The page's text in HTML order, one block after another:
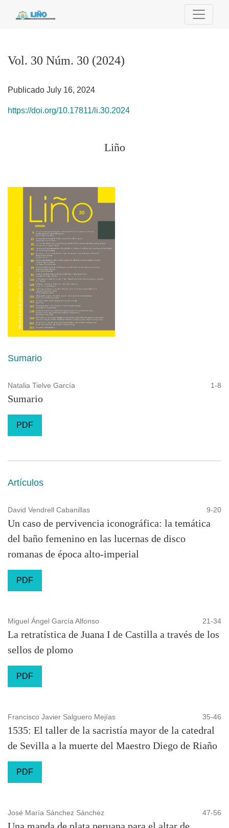
Vol. 30 Núm. 30 (2024)
Publicado July 16, 2024
https://doi.org/10.17811/li.30.2024
Liño
Sumario
Natalia Tielve García 1-8
Sumario
PDF
Artículos
David Vendrell Cabanillas 9-20
Un caso de pervivencia iconográfica: la temática
del baño femenino en las lucernas de disco
romanas de época alto-imperial
PDF
Miguel Ángel García Alfonso 21-34
La retratística de Juana I de Castilla a través de los
sellos de plomo
PDF
Francisco Javier Salguero Mejías 35-46
1535: El taller de la sacristía mayor de la catedral
de Sevilla a la muerte del Maestro Diego de Riaño
PDF
José María Sánchez Sánchez 47-56